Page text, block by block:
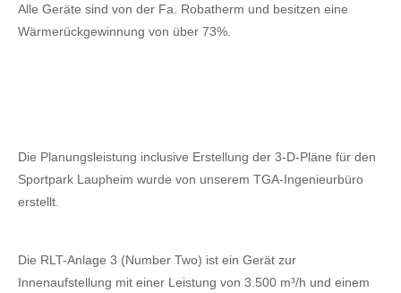
Alle Geräte sind von der Fa. Robatherm und besitzen eine
Wärmerückgewinnung von über 73%.
Die Planungsleistung inclusive Erstellung der 3-D-Pläne für den
Sportpark Laupheim wurde von unserem TGA-Ingenieurbüro
erstellt.
Die RLT-Anlage 3 (Number Two) ist ein Gerät zur
Innenaufstellung mit einer Leistung von 3.500 m³/h und einem